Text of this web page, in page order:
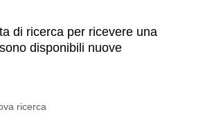
di ricerca per ricevere una
disponibili nuove